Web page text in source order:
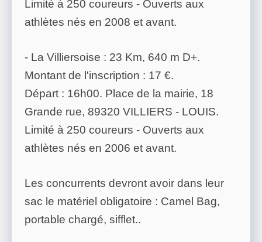
Limité à 250 coureurs - Ouverts aux
athlètes nés en 2008 et avant.
- La Villiersoise : 23 Km, 640 m D+.
Montant de l'inscription : 17 €.
Départ : 16h00. Place de la mairie, 18
Grande rue, 89320 VILLIERS - LOUIS.
Limité à 250 coureurs - Ouverts aux
athlètes nés en 2006 et avant.
Les concurrents devront avoir dans leur
sac le matériel obligatoire : Camel Bag,
portable chargé, sifflet..